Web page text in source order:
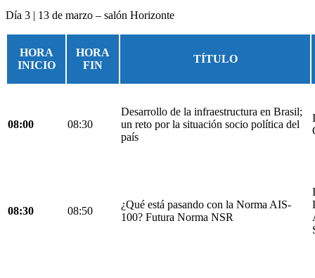
Día 3 | 13 de marzo – salón Horizonte
HORA
INICIO
HORA
FIN
TÍTULO
08:00 08:30
Desarrollo de la infraestructura en Brasil;
un reto por la situación socio política del
país
08:30 08:50
¿Qué está pasando con la Norma AIS-
100? Futura Norma NSR